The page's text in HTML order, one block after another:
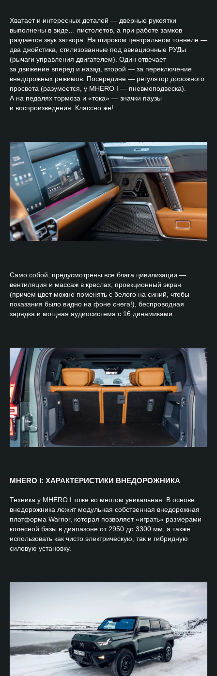
Хватает и интересных деталей — дверные рукоятки
выполнены в виде… пистолетов, а при работе замков
раздается звук затвора. На широком центральном тоннеле —
два джойстика, стилизованные под авиационные РУДы
(рычаги управления двигателем). Один отвечает
за движение вперед и назад, второй — за переключение
внедорожных режимов. Посередине — регулятор дорожного
просвета (разумеется, у MHERO I — пневмоподвеска).
А на педалях тормоза и «тока» — значки паузы
и воспроизведения. Классно же!
Само собой, предусмотрены все блага цивилизации —
вентиляция и массаж в креслах, проекционный экран
(причем цвет можно поменять с белого на синий, чтобы
показания было видно на фоне снега!), беспроводная
зарядка и мощная аудиосистема с 16 динамиками.
MHERO I: ХАРАКТЕРИСТИКИ ВНЕДОРОЖНИКА
Техника у MHERO I тоже во многом уникальная. В основе
внедорожника лежит модульная собственная внедорожная
платформа Warrior, которая позволяет «играть» размерами
колесной базы в диапазоне от 2950 до 3300 мм, а также
использовать как чисто электрическую, так и гибридную
силовую установку.